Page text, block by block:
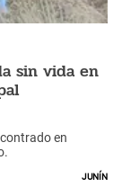
sin vida en
en
Junín